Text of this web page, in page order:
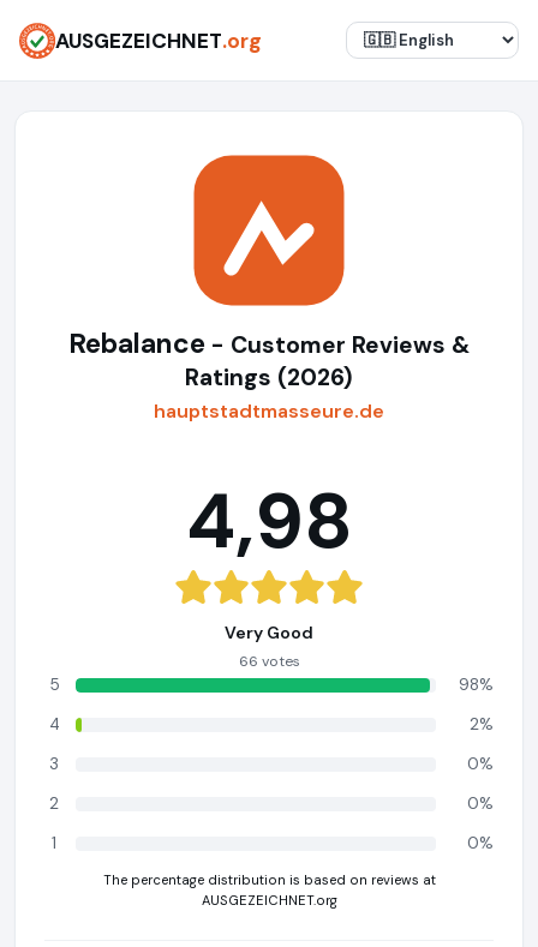
AUSGEZEICHNET.org
Rebalance - Customer Reviews &
Ratings (2026)
hauptstadtmasseure.de
4,98
Very Good
66 votes
5
98%
4
2%
3
0%
2
0%
1
0%
The percentage distribution is based on reviews at
AUSGEZEICHNET.org